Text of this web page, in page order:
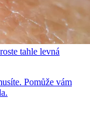
tahle levná
Pomůže vám